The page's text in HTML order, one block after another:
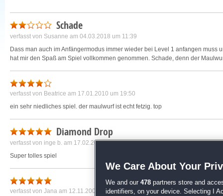
Schade
verfasst von Susanne am 04.03.2018 um 11:39
Dass man auch im Anfängermodus immer wieder bei Level 1 anfangen muss
hat mir den Spaß am Spiel vollkommen genommen. Schade, denn der
verfasst von Beatrice am 17.01.2010 um 19:50
ein sehr niedliches spiel. der maulwurf ist echt fetzig. top
Diamond Drop
verfasst von inge b. am 17.02.2018 um 12:46
Super tolles spiel
verfasst von Jana am 12.11.2008 um 22:18
We Care About Your
We and our 478 partners store and
identifiers, on your device. Selecting I